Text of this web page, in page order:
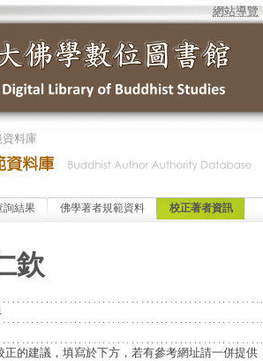
網站導覽
資料庫
詢結果 佛學著者規範資料 校正著者資訊
欽
正的建議，填寫於下方，若有參考網址請一併提供